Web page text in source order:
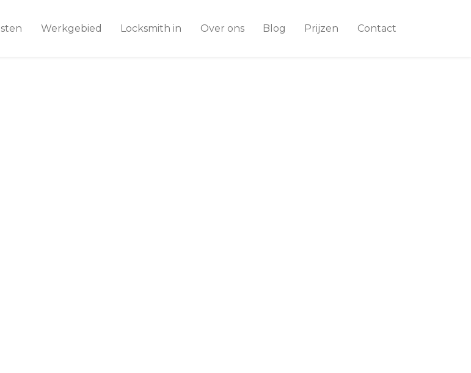
Werkgebied Locksmith in Over ons Blog Prijzen Contact